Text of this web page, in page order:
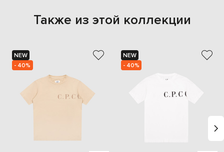
Также из этой коллекции
NEW
- 40%
NEW
- 40%